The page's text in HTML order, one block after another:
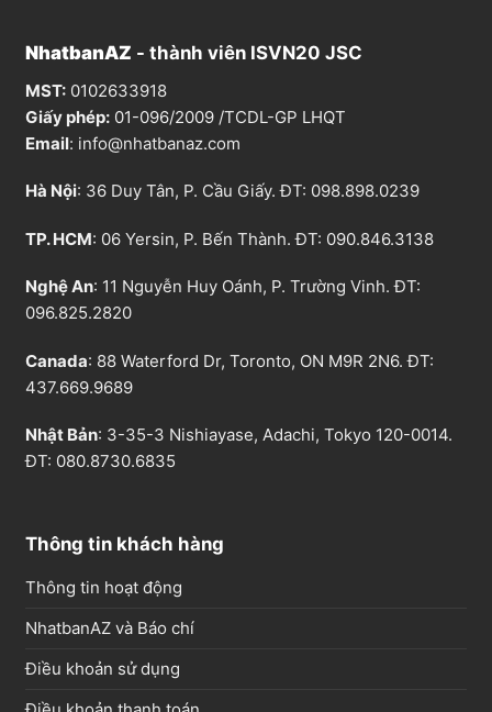
NhatbanAZ - thành viên ISVN20 JSC
MST: 0102633918
Giấy phép: 01-096/2009 /TCDL-GP LHQT
Email: info@nhatbanaz.com
Hà Nội: 36 Duy Tân, P. Cầu Giấy. ĐT: 098.898.0239
TP. HCM: 06 Yersin, P. Bến Thành. ĐT: 090.846.3138
Nghệ An: 11 Nguyễn Huy Oánh, P. Trường Vinh. ĐT:
096.825.2820
Canada: 88 Waterford Dr, Toronto, ON M9R 2N6. ĐT:
437.669.9689
Nhật Bản: 3-35-3 Nishiayase, Adachi, Tokyo 120-0014.
ĐT: 080.8730.6835
Thông tin khách hàng
Thông tin hoạt động
NhatbanAZ và Báo chí
Điều khoản sử dụng